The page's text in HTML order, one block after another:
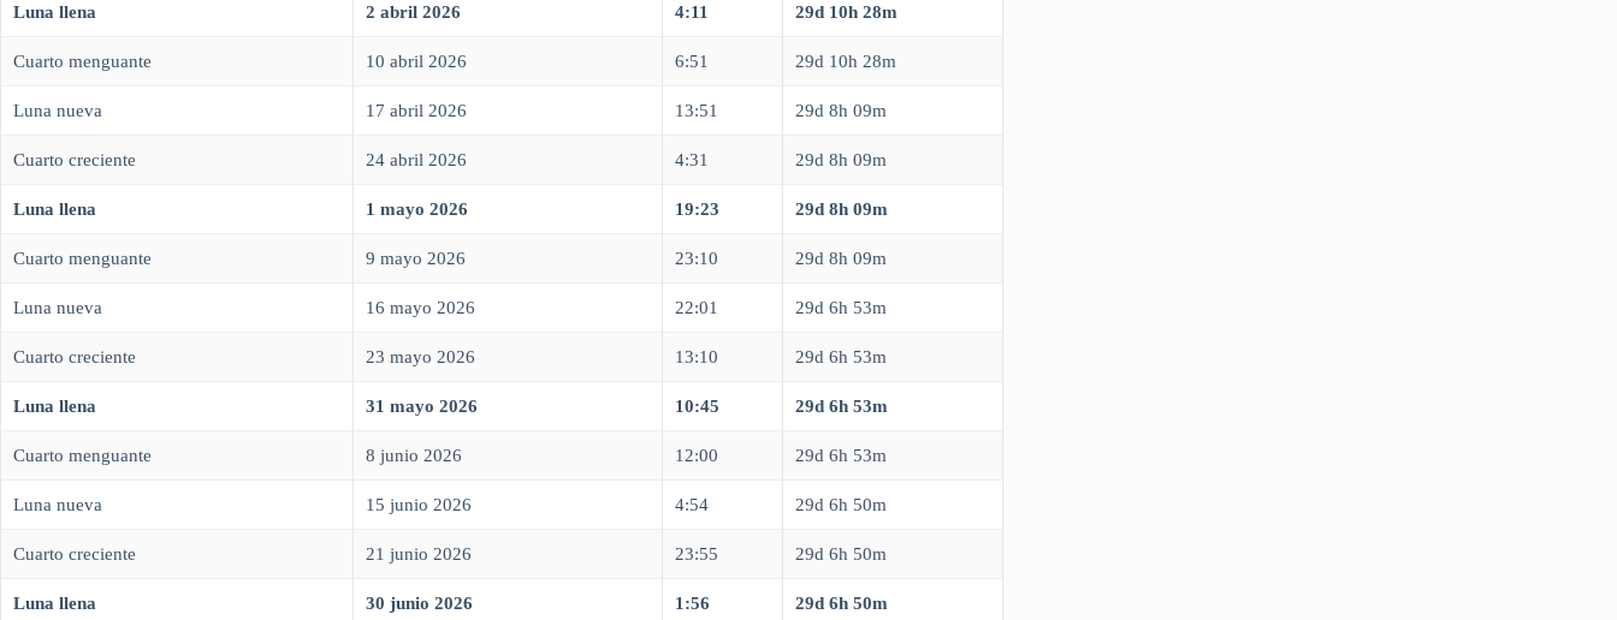
Luna llena 2 abril 2026 4:11 29d 10h 28m
Cuarto menguante 10 abril 2026 6:51 29d 10h 28m
Luna nueva 17 abril 2026 13:51 29d 8h 09m
Cuarto creciente 24 abril 2026 4:31 29d 8h 09m
Luna llena 1 mayo 2026 19:23 29d 8h 09m
Cuarto menguante 9 mayo 2026 23:10 29d 8h 09m
Luna nueva 16 mayo 2026 22:01 29d 6h 53m
Cuarto creciente 23 mayo 2026 13:10 29d 6h 53m
Luna llena 31 mayo 2026 10:45 29d 6h 53m
Cuarto menguante 8 junio 2026 12:00 29d 6h 53m
Luna nueva 15 junio 2026 4:54 29d 6h 50m
Cuarto creciente 21 junio 2026 23:55 29d 6h 50m
Luna llena 30 junio 2026 1:56 29d 6h 50m